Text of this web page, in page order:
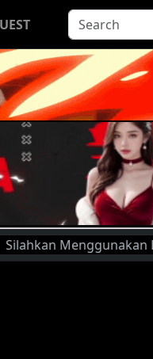
Menggunakan